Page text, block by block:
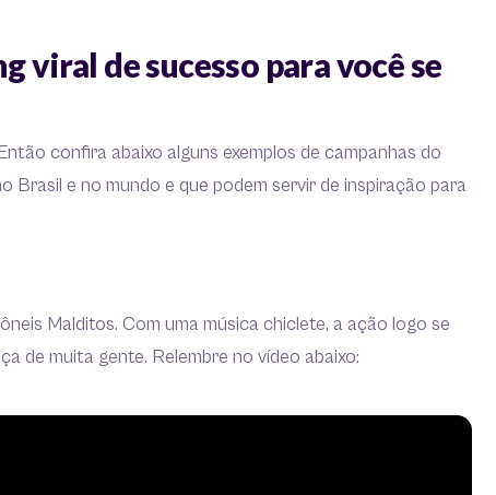
viral de sucesso para você se
confira abaixo alguns exemplos de campanhas do
Brasil e no mundo e que podem servir de inspiração para
Malditos. Com uma música chiclete, a ação logo se
de muita gente. Relembre no vídeo abaixo: